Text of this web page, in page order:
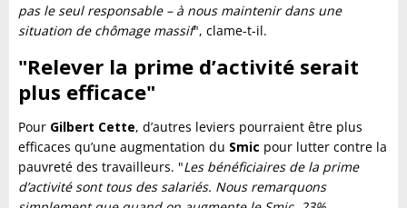
pas le seul responsable – à nous maintenir dans une
situation de chômage massif", clame-t-il.
"Relever la prime d’activité serait
plus efficace"
Pour Gilbert Cette, d’autres leviers pourraient être plus
efficaces qu’une augmentation du Smic pour lutter contre la
pauvreté des travailleurs. "Les bénéficiaires de la prime
d’activité sont tous des salariés. Nous remarquons